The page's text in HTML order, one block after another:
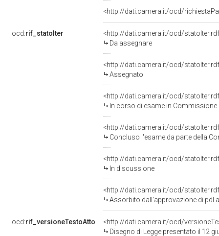
<http://dati.camera.it/ocd/
ocd:rif_statoIter
<http://dati.camera.it/ocd/
Da assegnare
<http://dati.camera.it/ocd/
Assegnato
<http://dati.camera.it/ocd/
In corso di esame in Commissione
<http://dati.camera.it/ocd/
Concluso l'esame da parte della
<http://dati.camera.it/ocd/
In discussione
<http://dati.camera.it/ocd/
Assorbito dall'approvazione di pdl
ocd:rif_versioneTestoAtto
<http://dati.camera.it/ocd/
Disegno di Legge presentato il 12